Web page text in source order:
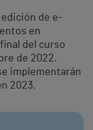
de e-
en
del curso
de 2022.
implementarán
2023.